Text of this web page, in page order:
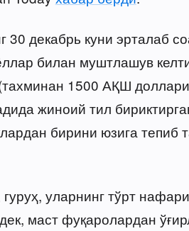
30 декабрь куни эрталаб
билан муштлашув
1500 АҚШ
жиноий тил
бирини юзига тепиб
уларнинг тўрт
маст фуқаролардан